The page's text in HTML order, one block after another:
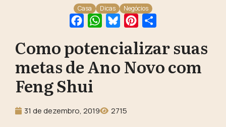
Casa Dicas Negócios
FacebookWhatsAppBlueskyPinterest
Como potencializar suas
metas de Ano Novo com
Feng Shui
31 de dezembro, 2019 2715